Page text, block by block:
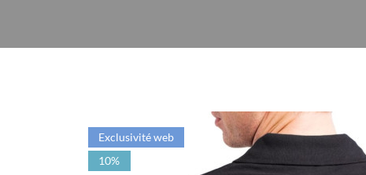
Exclusivité web
10%